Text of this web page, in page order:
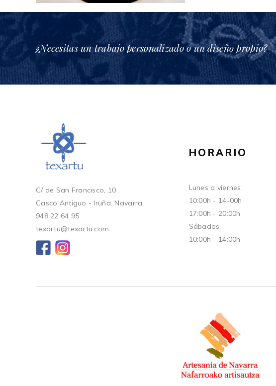
¿Necesitas un trabajo personalizado o un diseño propio?
C/ de San Francisco, 10
Casco Antiguo - Iruña. Navarra
948 22 64 95
texartu@texartu.com
HORARIO
Lunes a viernes:
10:00h - 14-00h
17:00h - 20:00h
Sábados:
10:00h - 14:00h